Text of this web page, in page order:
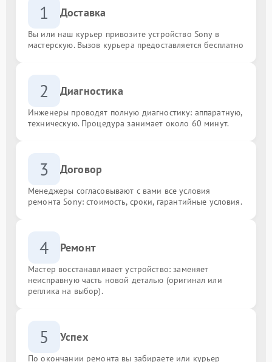
1 Доставка
Вы или наш курьер привозите устройство Sony в
мастерскую. Вызов курьера предоставляется бесплатно
2 Диагностика
Инженеры проводят полную диагностику: аппаратную,
техническую. Процедура занимает около 60 минут.
3 Договор
Менеджеры согласовывают с вами все условия
ремонта Sony: стоимость, сроки, гарантийные условия.
4 Ремонт
Мастер восстанавливает устройство: заменяет
неисправную часть новой деталью (оригинал или
реплика на выбор).
5 Успех
По окончании ремонта вы забираете или курьер